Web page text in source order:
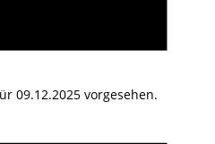
09.12.2025 vorgesehen.